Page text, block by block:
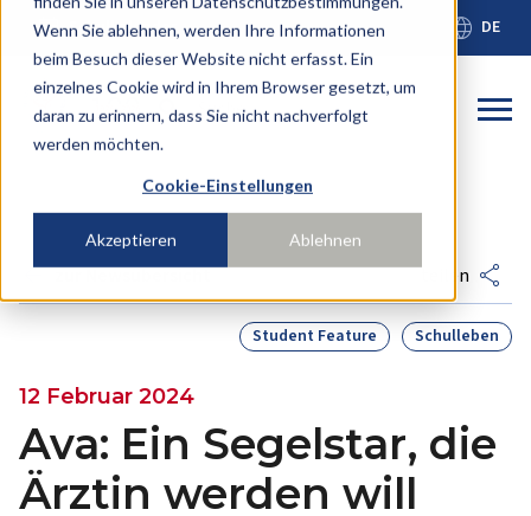
Wenn Sie ablehnen, werden Ihre Informationen
beim Besuch dieser Website nicht erfasst. Ein
einzelnes Cookie wird in Ihrem Browser gesetzt, um
daran zu erinnern, dass Sie nicht nachverfolgt
werden möchten.
Cookie-Einstellungen
Akzeptieren Ablehnen
calendar_month Schulkalender language DE
arrow_back zur Newsübersicht teilen share
Schulleben
Student Feature
12 Februar 2024
Ava: Ein Segelstar, die
Ärztin werden will